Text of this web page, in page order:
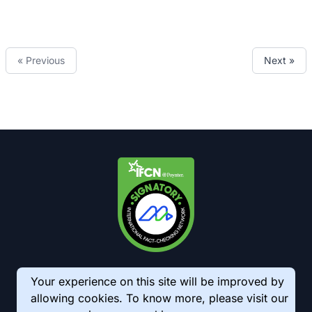
« Previous Next »
Your experience on this site will be improved by
allowing cookies. To know more, please visit our